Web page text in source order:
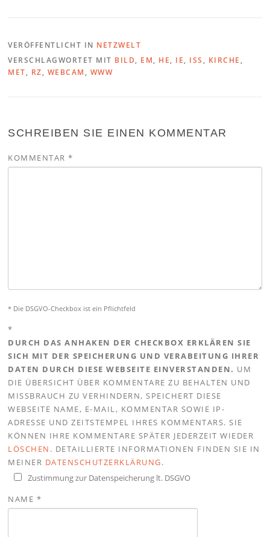
VERÖFFENTLICHT IN NETZWELT
VERSCHLAGWORTET MIT BILD, EM, HE, IE, ISS , KIRCHE ,
MET, RZ, WEBCAM , WWW
SCHREIBEN SIE EINEN KOMMENTAR
KOMMENTAR*
* Die DSGVO-Checkbox ist ein Pflichtfeld
*
DURCH DAS ANHAKEN DER CHECKBOX ERKLÄREN SIE
SICH MIT DER SPEICHERUNG UND VERABEITUNG IHRER
DATEN DURCH DIESE WEBSEITE EINVERSTANDEN. UM
DIE ÜBERSICHT ÜBER KOMMENTARE ZU BEHALTEN UND
MISSBRAUCH ZU VERHINDERN, SPEICHERT DIESE
WEBSEITE NAME, E-MAIL, KOMMENTAR SOWIE IP-
ADRESSE UND ZEITSTEMPEL IHRES KOMMENTARS. SIE
KÖNNEN IHRE KOMMENTARE SPÄTER JEDERZEIT WIEDER
LÖSCHEN . DETAILLIERTE INFORMATIONEN FINDEN SIE IN
MEINER DATENSCHUTZERKLÄRUNG.
Zustimmung zur Datenspeicherung lt. DSGVO
NAME *